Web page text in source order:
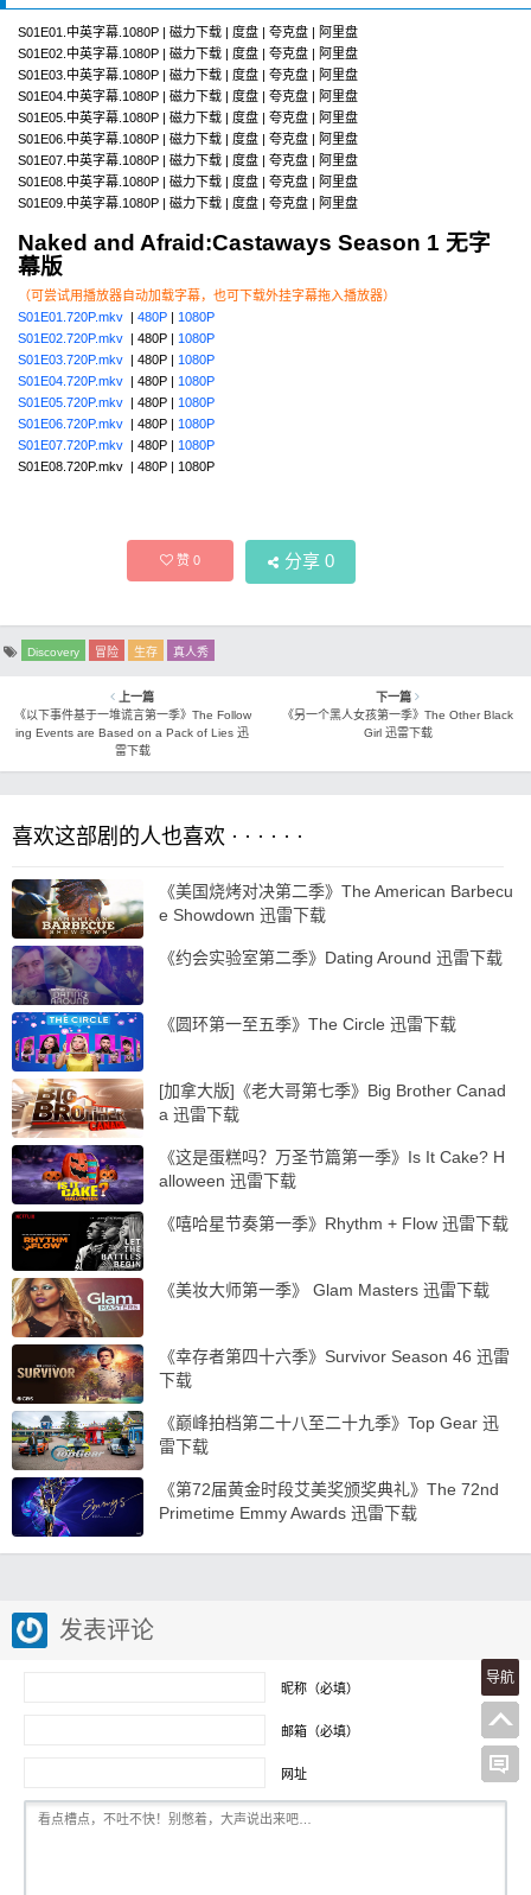
S01E01.中英字幕.1080P | 磁力下载 | 度盘 | 夸克盘 | 阿里盘
S01E02.中英字幕.1080P | 磁力下载 | 度盘 | 夸克盘 | 阿里盘
S01E03.中英字幕.1080P | 磁力下载 | 度盘 | 夸克盘 | 阿里盘
S01E04.中英字幕.1080P | 磁力下载 | 度盘 | 夸克盘 | 阿里盘
S01E05.中英字幕.1080P | 磁力下载 | 度盘 | 夸克盘 | 阿里盘
S01E06.中英字幕.1080P | 磁力下载 | 度盘 | 夸克盘 | 阿里盘
S01E07.中英字幕.1080P | 磁力下载 | 度盘 | 夸克盘 | 阿里盘
S01E08.中英字幕.1080P | 磁力下载 | 度盘 | 夸克盘 | 阿里盘
S01E09.中英字幕.1080P | 磁力下载 | 度盘 | 夸克盘 | 阿里盘
Naked and Afraid:Castaways Season 1 无字
幕版
（可尝试用播放器自动加载字幕，也可下载外挂字幕拖入播放器）
S01E01.720P.mkv | 480P | 1080P
S01E02.720P.mkv | 480P | 1080P
S01E03.720P.mkv | 480P | 1080P
S01E04.720P.mkv | 480P | 1080P
S01E05.720P.mkv | 480P | 1080P
S01E06.720P.mkv | 480P | 1080P
S01E07.720P.mkv | 480P | 1080P
S01E08.720P.mkv | 480P | 1080P
赞0 分享 0
Discovery 冒险 生存 真人秀
上一篇
《以下事件基于一堆谎言第一季》The Follow
ing Events are Based on a Pack of Lies 迅
雷下载
下一篇
《另一个黑人女孩第一季》The Other Black
Girl 迅雷下载
喜欢这部剧的人也喜欢 · · · · · ·
《美国烧烤对决第二季》The American Barbecu
e Showdown 迅雷下载
《约会实验室第二季》Dating Around 迅雷下载
《圆环第一至五季》The Circle 迅雷下载
[加拿大版]《老大哥第七季》Big Brother Canad
a 迅雷下载
《这是蛋糕吗？万圣节篇第一季》Is It Cake? H
alloween 迅雷下载
《嘻哈星节奏第一季》Rhythm + Flow 迅雷下载
《美妆大师第一季》 Glam Masters 迅雷下载
《幸存者第四十六季》Survivor Season 46 迅雷
下载
《巅峰拍档第二十八至二十九季》Top Gear 迅
雷下载
《第72届黄金时段艾美奖颁奖典礼》The 72nd
Primetime Emmy Awards 迅雷下载
发表评论
昵称（必填）
邮箱（必填）
网址
导航